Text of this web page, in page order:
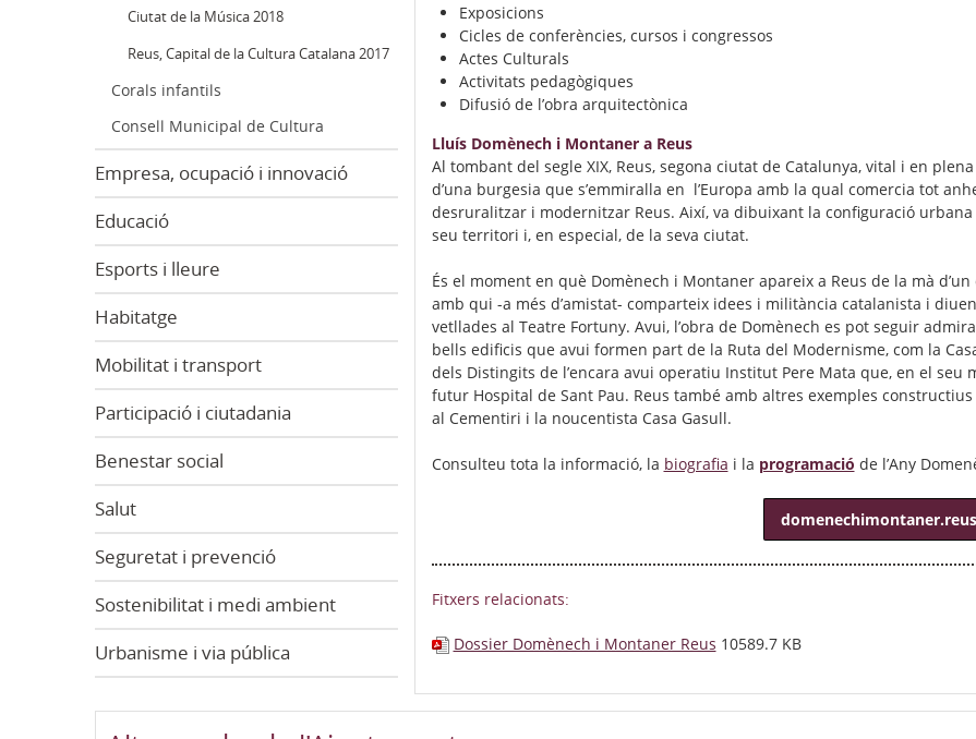
Ciutat de la Música 2018
Reus, Capital de la Cultura Catalana 2017
Corals infantils
Consell Municipal de Cultura
Empresa, ocupació i innovació
Educació
Esports i lleure
Habitatge
Mobilitat i transport
Participació i ciutadania
Benestar social
Salut
Seguretat i prevenció
Sostenibilitat i medi ambient
Urbanisme i via pública
Exposicions
Cicles de conferències, cursos i congressos
Actes Culturals
Activitats pedagògiques
Difusió de l’obra arquitectònica
Lluís Domènech i Montaner a Reus
Al tombant del segle XIX, Reus, segona ciutat de Catalunya, vital i en
d’una burgesia que s’emmiralla en l’Europa amb la qual comercia tot
desruralitzar i modernitzar Reus. Així, va dibuixant la configuració
seu territori i, en especial, de la seva ciutat.
És el moment en què Domènech i Montaner apareix a Reus de la mà
amb qui -a més d’amistat- comparteix idees i militància catalanista i
vetllades al Teatre Fortuny. Avui, l’obra de Domènech es pot seguir
bells edificis que avui formen part de la Ruta del Modernisme, com la
dels Distingits de l’encara avui operatiu Institut Pere Mata que, en el
futur Hospital de Sant Pau. Reus també amb altres exemples
al Cementiri i la noucentista Casa Gasull.
Consulteu tota la informació, la biografia i la programació de l’Any
Fitxers relacionats:
Dossier Domènech i Montaner Reus 10589.7 KB